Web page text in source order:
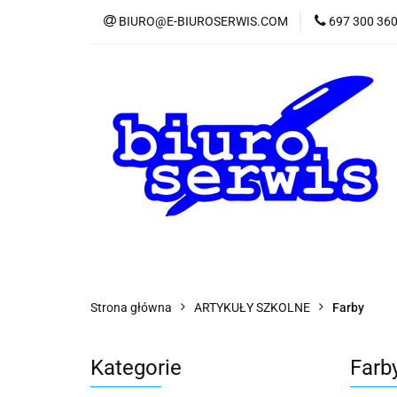
BIURO@E-BIUROSERWIS.COM 697 300 360
Strona główna ARTYKUŁY SZKOLNE Farby
Kategorie